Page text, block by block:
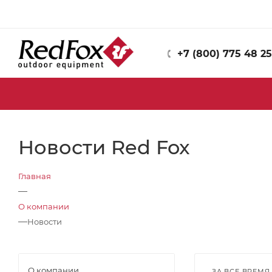
+7 (800) 775 48 25
Новости Red Fox
Главная
—
О компании
—Новости